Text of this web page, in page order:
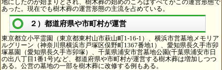
地にしたのが始まりとされ、樹木葬の始めのころはすべてがこの運営形態で
あった。現在でも樹木葬の運営形態の主流を占めている。
２）都道府県や市町村が運営
東京都立小平霊園（東京都東村山市萩山町1-16-1）、横浜市営墓地メモリア
ルグリーン（神奈川県横浜市戸塚区俣野町1367番地1）、愛知県長久手市卯
塚墓園（愛知県長久手市卯塚）、千葉県浦安市営墓地公園(千葉県浦安市日
の出八丁目1番1号)など、都道府県や市町村が運営する樹木葬は増加しつつ
ある。公営の墓地の一部を樹木葬に改修する例もある。